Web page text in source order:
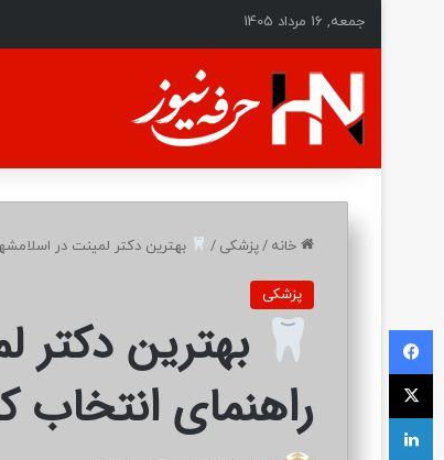
جمعه, 16 مرداد 1405
خانه /پزشکی / بهترین دکتر لمینت در
پزشکی
بهترین دکتر
راهنمای